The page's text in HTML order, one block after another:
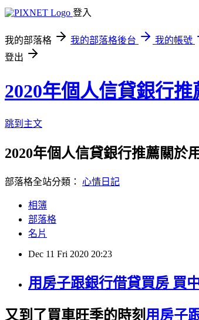
登入
我的部落格 我的部落格後台
我的帳號
登出
2020年個人信貸銀行
跳到主文
2020年個人信貸銀行推薦關於
部落格全站分類： 心情日記
相簿
部落格
名片
Dec 11 Fri 2020 20:23
用房子跟銀行借貸買房 買
又到了買車旺季的時刻 用房子